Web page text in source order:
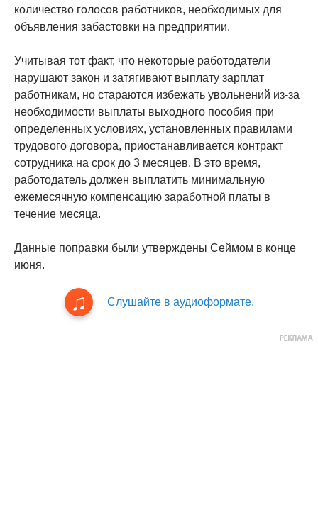
количество голосов работников, необходимых для
объявления забастовки на предприятии.
Учитывая тот факт, что некоторые работодатели
нарушают закон и затягивают выплату зарплат
работникам, но стараются избежать увольнений из-за
необходимости выплаты выходного пособия при
определенных условиях, установленных правилами
трудового договора, приостанавливается контракт
сотрудника на срок до 3 месяцев. В это время,
работодатель должен выплатить минимальную
ежемесячную компенсацию заработной платы в
течение месяца.
Данные поправки были утверждены Сеймом в конце
июня.
Слушайте в аудиоформате.